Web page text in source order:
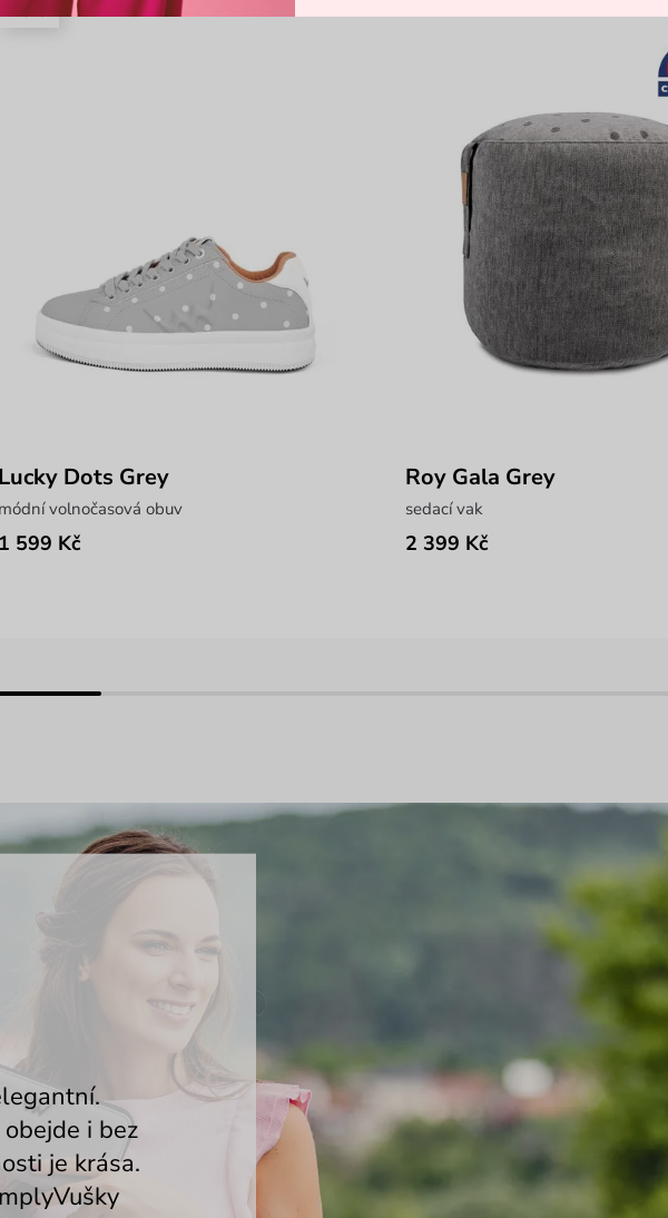
Nové
Lucky Dots Grey
módní volnočasová obuv
1 599 Kč
Roy Gala Grey
sedací vak
2 399 Kč
i bez
je krása.